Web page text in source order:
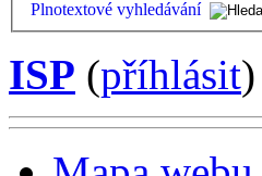
Plnotextové vyhledávání
ISP (příhlásit)